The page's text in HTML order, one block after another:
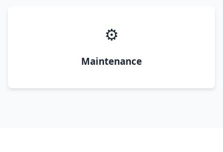
⚙️
Maintenance